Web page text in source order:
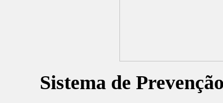
Sistema de